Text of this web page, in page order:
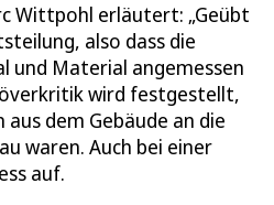
Wittpohl erläutert: „Geübt
also dass die
und Material angemessen
wird festgestellt,
aus dem Gebäude an die
waren. Auch bei einer
auf.